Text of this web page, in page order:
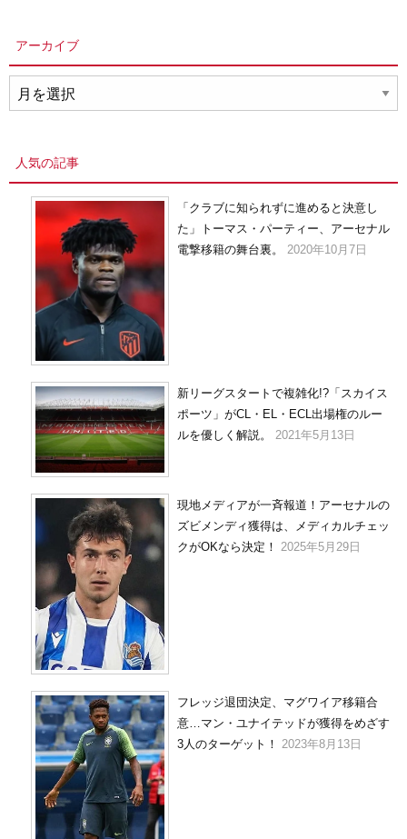
アーカイブ
ー
人気の記事
「クラブに知られずに進めると決意し
た」トーマス・パーティー、アーセナル
電撃移籍の舞台裏。
2020年10月7日
新リーグスタートで複雑化!?「スカイス
ポーツ」がCL・EL・ECL出場権のルー
ルを優しく解説。
2021年5月13日
現地メディアが一斉報道！アーセナルの
ズビメンディ獲得は、メディカルチェッ
クがOKなら決定！
2025年5月29日
フレッジ退団決定、マグワイア移籍合
意…マン・ユナイテッドが獲得をめざす
3人のターゲット！ 2023年8月13日